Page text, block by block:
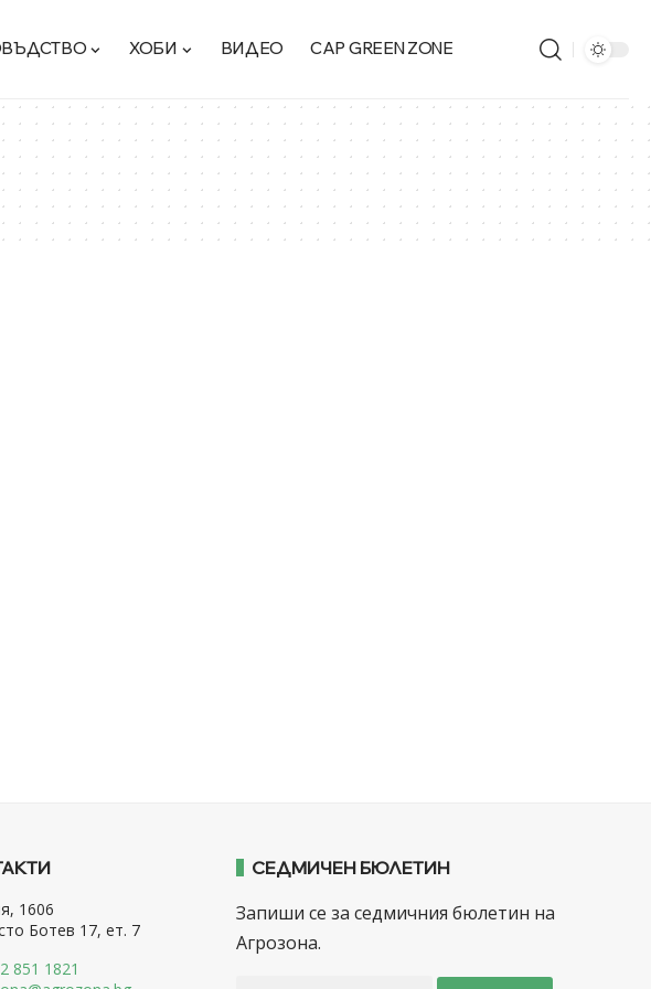
ХОБИ ВИДЕО CAP GREEN ZONE
1606
Ботев 17, ет. 7
851 1821
СЕДМИЧЕН БЮЛЕТИН
Запиши се за седмичния бюлетин на
Агрозона.